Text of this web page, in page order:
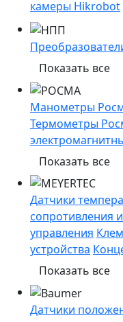
камеры Hikrobot
Показать все
Манометры
Термометры
Показать все
Датчики
сопротивления
управления
устройства
Показать все
Датчики